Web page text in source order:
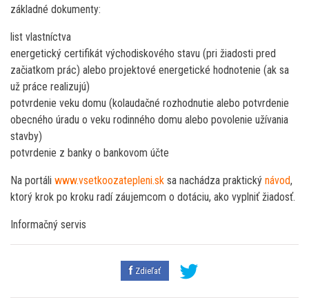
základné dokumenty:
list vlastníctva
energetický certifikát východiskového stavu (pri žiadosti pred
začiatkom prác) alebo projektové energetické hodnotenie (ak sa
už práce realizujú)
potvrdenie veku domu (kolaudačné rozhodnutie alebo potvrdenie
obecného úradu o veku rodinného domu alebo povolenie užívania
stavby)
potvrdenie z banky o bankovom účte
Na portáli www.vsetkoozatepleni.sk sa nachádza praktický návod,
ktorý krok po kroku radí záujemcom o dotáciu, ako vyplniť žiadosť.
Informačný servis
Zdieľať